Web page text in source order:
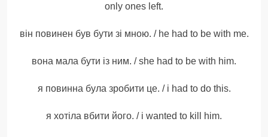
only ones left.
він повинен був бути зі мною. / he had to be with me.
вона мала бути із ним. / she had to be with him.
я повинна була зробити це. / i had to do this.
я хотіла вбити його. / i wanted to kill him.